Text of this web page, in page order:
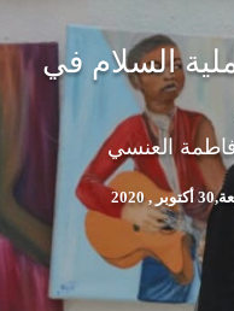
السلام في
العنسي
, 2020